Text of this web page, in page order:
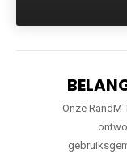
Onze RandM